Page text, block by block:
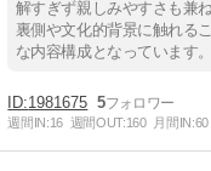
解すぎず親しみやすさも兼
裏側や文化的背景に触れる
な内容構成となっています。
1981675 5
週間IN:16 週間OUT:160 月間IN:60